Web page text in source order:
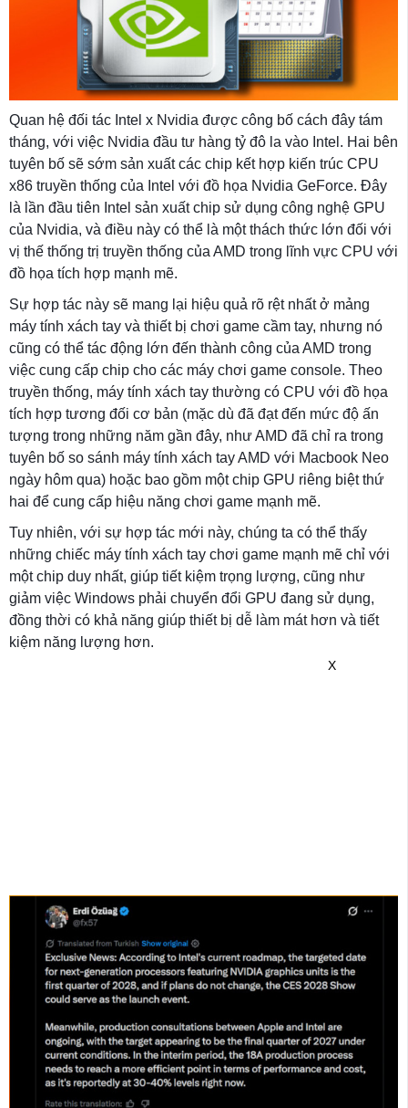
Quan hệ đối tác Intel x Nvidia được công bố cách đây tám
tháng, với việc Nvidia đầu tư hàng tỷ đô la vào Intel. Hai bên
tuyên bố sẽ sớm sản xuất các chip kết hợp kiến ​​trúc CPU
x86 truyền thống của Intel với đồ họa Nvidia GeForce. Đây
là lần đầu tiên Intel sản xuất chip sử dụng công nghệ GPU
của Nvidia, và điều này có thể là một thách thức lớn đối với
vị thế thống trị truyền thống của AMD trong lĩnh vực CPU với
đồ họa tích hợp mạnh mẽ.
Sự hợp tác này sẽ mang lại hiệu quả rõ rệt nhất ở mảng
máy tính xách tay và thiết bị chơi game cầm tay, nhưng nó
cũng có thể tác động lớn đến thành công của AMD trong
việc cung cấp chip cho các máy chơi game console. Theo
truyền thống, máy tính xách tay thường có CPU với đồ họa
tích hợp tương đối cơ bản (mặc dù đã đạt đến mức độ ấn
tượng trong những năm gần đây, như AMD đã chỉ ra trong
tuyên bố so sánh máy tính xách tay AMD với Macbook Neo
ngày hôm qua) hoặc bao gồm một chip GPU riêng biệt thứ
hai để cung cấp hiệu năng chơi game mạnh mẽ.
Tuy nhiên, với sự hợp tác mới này, chúng ta có thể thấy
những chiếc máy tính xách tay chơi game mạnh mẽ chỉ với
một chip duy nhất, giúp tiết kiệm trọng lượng, cũng như
giảm việc Windows phải chuyển đổi GPU đang sử dụng,
đồng thời có khả năng giúp thiết bị dễ làm mát hơn và tiết
kiệm năng lượng hơn.
X